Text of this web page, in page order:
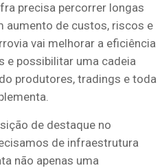
precisa percorrer longas
aumento de custos, riscos e
vai melhorar a eficiência
e possibilitar uma cadeia
produtores, tradings e toda
de destaque no
de infraestrutura
não apenas uma